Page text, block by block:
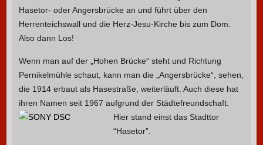
Hasetor- oder Angersbrücke an und führt über den
Herrenteichswall und die Herz-Jesu-Kirche bis zum Dom.
Also dann Los!
Wenn man auf der „Hohen Brücke“ steht und Richtung
Pernikelmühle schaut, kann man die „Angersbrücke“, sehen,
die 1914 erbaut als Hasestraße, weiterläuft. Auch diese hat
ihren Namen seit 1967 aufgrund der Städtefreundschaft.
Hier stand einst das Stadttor
“Hasetor”.